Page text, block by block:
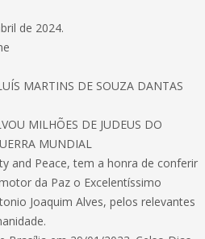
de 2024.
MARTINS DE SOUZA DANTAS
MILHÕES DE JUDEUS DO
MUNDIAL
and Peace, tem a honra de conferir
da Paz o Excelentíssimo
Joaquim Alves, pelos relevantes